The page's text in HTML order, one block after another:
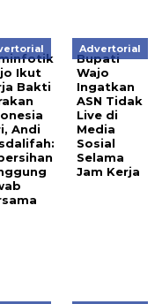
Ikut
Bakti
Andi
Advertorial
Bupati
Wajo
Ingatkan
ASN Tidak
Live di
Media
Sosial
Selama
Jam Kerja